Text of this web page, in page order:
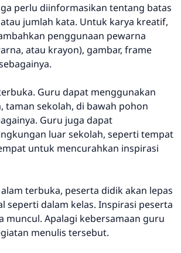
perlu diinformasikan tentang batas
jumlah kata. Untuk karya kreatif,
penggunaan pewarna
atau krayon), gambar, frame
Guru dapat menggunakan
taman sekolah, di bawah pohon
Guru juga dapat
luar sekolah, seperti tempat
untuk mencurahkan inspirasi
terbuka, peserta didik akan lepas
seperti dalam kelas. Inspirasi peserta
muncul. Apalagi kebersamaan guru
menulis tersebut.